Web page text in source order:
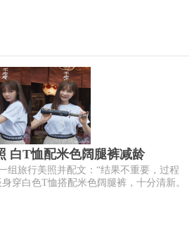
白T恤配米色阔腿裤减龄
组旅行美照并配文：“结果不重要，过程
穿白色T恤搭配米色阔腿裤，十分清新。